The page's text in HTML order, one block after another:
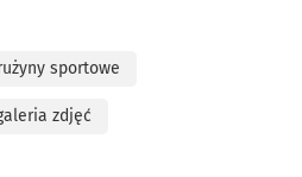
sportowe
zdjęć